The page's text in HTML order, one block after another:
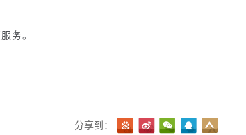
务。